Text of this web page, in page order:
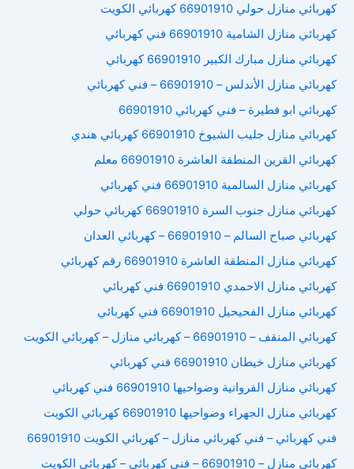
كهربائي منازل حولي 66901910 كهربائي الكويت
كهربائي منازل الشامية 66901910 فني كهربائي
كهربائي منازل مبارك الكبير 66901910 كهربائي
كهربائي منازل الأندلس – 66901910 – فني كهربائي
كهربائي ابو فطيرة – فني كهربائي 66901910
كهربائي منازل جليب الشيوخ 66901910 كهربائي هندي
كهربائي القرين المنطقة العاشرة 66901910 معلم
كهربائي منازل السالمية 66901910 فني كهربائي
كهربائي منازل جنوب السرة 66901910 كهربائي حولي
كهربائي صباح السالم – 66901910 – كهربائي العدان
كهربائي منازل المنطقة العاشرة 66901910 رقم كهربائي
كهربائي منازل الاحمدي 66901910 فني كهربائي
كهربائي منازل الفحيحيل 66901910 فني كهربائي
كهربائي المنقف – 66901910 – كهربائي منازل – كهربائي الكويت
كهربائي منازل خيطان 66901910 فني كهربائي
كهربائي منازل الفروانية وضواحيها 66901910 فني كهربائي
كهربائي منازل الجهراء وضواحيها 66901910 كهربائي الكويت
فني كهربائي – فني كهربائي منازل – كهربائي الكويت 66901910
كهربائي منازل – 66901910 – فني كهربائي – كهربائي الكويت